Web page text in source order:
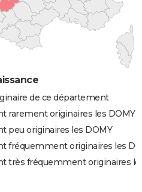
de ce département
rarement originaires les DOMY
peu originaires les DOMY
fréquemment originaires les
très fréquemment originaires